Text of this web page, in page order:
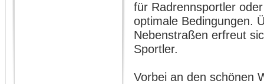
für Radrennsportler
optimale Bedingungen.
Nebenstraßen erfreut
Sportler.
Vorbei an den schönen